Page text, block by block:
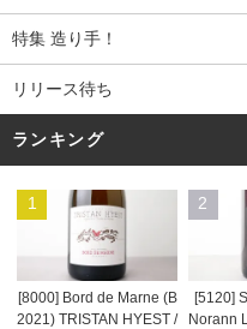
特集 造り手！
リリース待ち
ランキング
1
[8000] Bord de Marne (B
2021) TRISTAN HYEST /
2
[5120]
Norann